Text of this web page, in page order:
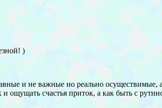
)
и не важные но реально
ощущать счастья приток, а как быть с